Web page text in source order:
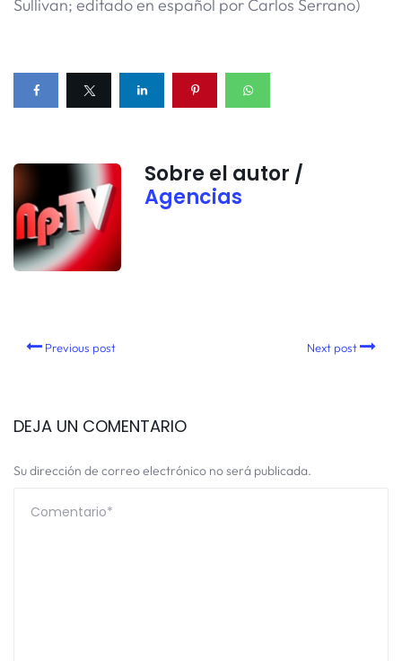
Sullivan; editado en español por Carlos Serrano)
Sobre el autor /
Agencias
Previous post Next post
DEJA UN COMENTARIO
Su dirección de correo electrónico no será publicada.